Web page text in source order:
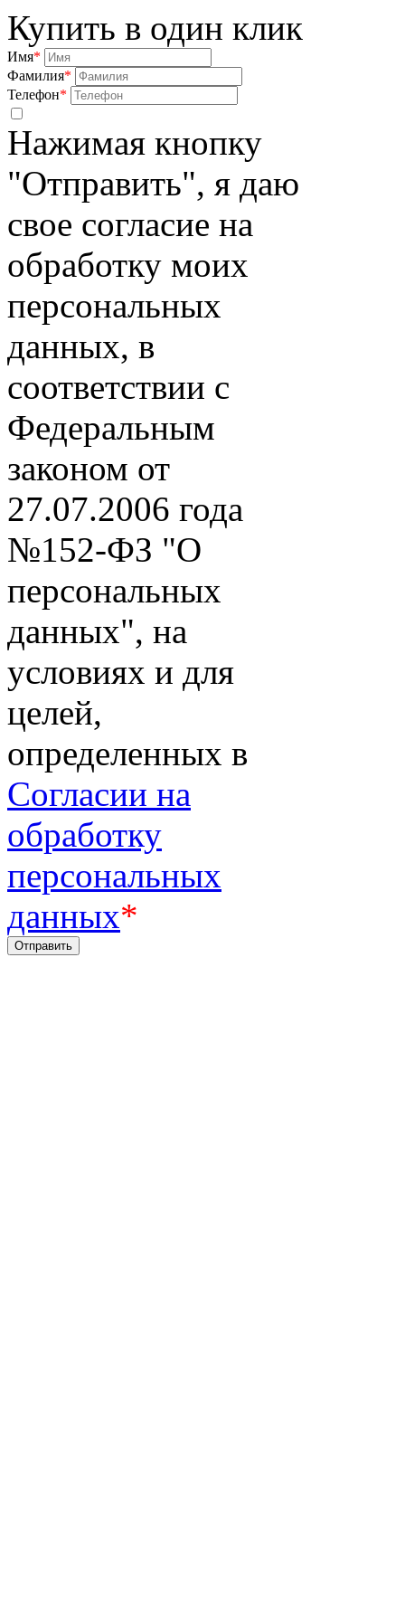
Купить в один клик
Имя*
Фамилия*
Телефон*
Нажимая кнопку
"Отправить", я даю
свое согласие на
обработку моих
персональных
данных, в
соответствии с
Федеральным
законом от
27.07.2006 года
№152-ФЗ "О
персональных
данных", на
условиях и для
целей,
определенных в
Согласии на
обработку
персональных
данных*